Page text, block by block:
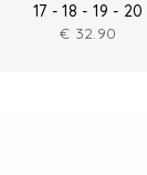
17 - 18 - 19 - 20
€ 32.90